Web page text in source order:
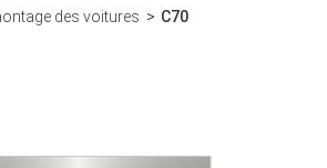
des voitures C70